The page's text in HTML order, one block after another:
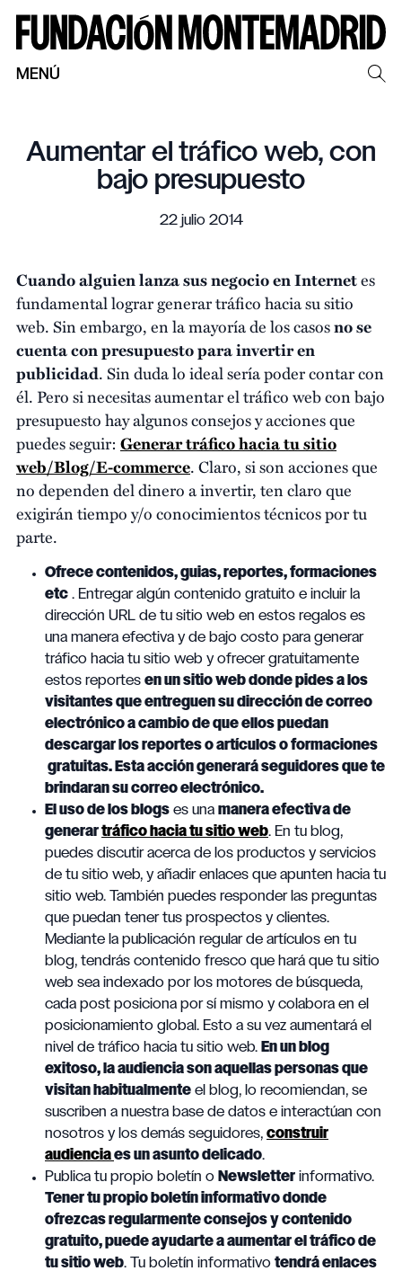
MENÚ
Aumentar el tráfico web, con
bajo presupuesto
22 julio 2014
Cuando alguien lanza sus negocio en Internetes
fundamental lograr generar tráfico hacia su sitio
web. Sin embargo, en la mayoría de los casosno se
cuenta con presupuesto para invertir en
publicidad. Sin duda lo ideal sería poder contar con
él. Pero si necesitas aumentar el tráfico web con bajo
presupuesto hay algunos consejos y acciones que
puedes seguir: Generar tráfico hacia tu sitio
web/Blog/E-commerce. Claro, si son acciones que
no dependen del dinero a invertir, ten claro que
exigirán tiempo y/o conocimientos técnicos por tu
parte.
Ofrece contenidos, guias, reportes, formaciones
etc . Entregar algún contenido gratuito e incluir la
dirección URL de tu sitio web en estos regalos es
una manera efectiva y de bajo costo para generar
tráfico hacia tu sitio web y ofrecer gratuitamente
estos reportes en un sitio web donde pides a los
visitantes que entreguen su dirección de correo
electrónico a cambio de que ellos puedan
descargar los reportes o artículos o formaciones
gratuitas. Esta acción generará seguidores que te
brindaran su correo electrónico.
El uso de los blogs es una manera efectiva de
generar tráfico hacia tu sitio web. En tu blog,
puedes discutir acerca de los productos y servicios
de tu sitio web, y añadir enlaces que apunten hacia tu
sitio web. También puedes responder las preguntas
que puedan tener tus prospectos y clientes.
Mediante la publicación regular de artículos en tu
blog, tendrás contenido fresco que hará que tu sitio
web sea indexado por los motores de búsqueda,
cada post posiciona por sí mismo y colabora en el
posicionamiento global. Esto a su vez aumentará el
nivel de tráfico hacia tu sitio web. En un blog
exitoso, la audiencia son aquellas personas que
visitan habitualmente el blog, lo recomiendan, se
suscriben a nuestra base de datos e interactúan con
nosotros y los demás seguidores, construir
audiencia es un asunto delicado.
Publica tu propio boletín o Newsletter informativo.
Tener tu propio boletín informativo donde
ofrezcas regularmente consejos y contenido
gratuito, puede ayudarte a aumentar el tráfico de
tu sitio web. Tu boletín informativo tendrá enlaces